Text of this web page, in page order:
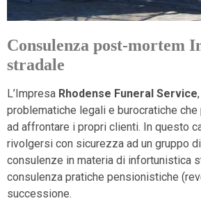
Consulenza post-mortem
stradale
L’Impresa Rhodense Funeral Service
problematiche legali e burocratiche
ad affrontare i propri clienti. In questo
rivolgersi con sicurezza ad un gruppo
consulenze in materia di infortunistica
consulenza pratiche pensionistiche
successione.